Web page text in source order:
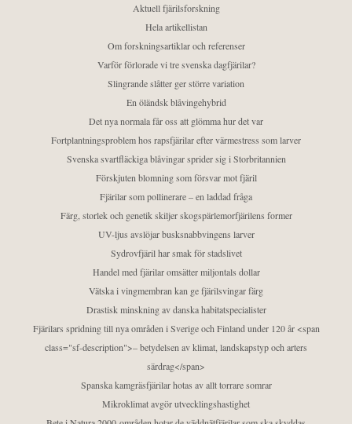
Aktuell fjärilsforskning
Hela artikellistan
Om forskningsartiklar och referenser
Varför förlorade vi tre svenska dagfjärilar?
Slingrande slåtter ger större variation
En öländsk blåvingehybrid
Det nya normala får oss att glömma hur det var
Fortplantningsproblem hos rapsfjärilar efter värmestress som larver
Svenska svartfläckiga blåvingar sprider sig i Storbritannien
Förskjuten blomning som försvar mot fjäril
Fjärilar som pollinerare – en laddad fråga
Färg, storlek och genetik skiljer skogspärlemorfjärilens former
UV-ljus avslöjar busksnabbvingens larver
Sydrovfjäril har smak för stadslivet
Handel med fjärilar omsätter miljontals dollar
Vätska i vingmembran kan ge fjärilsvingar färg
Drastisk minskning av danska habitatspecialister
Fjärilars spridning till nya områden i Sverige och Finland under 120 år <span
class="sf-description">– betydelsen av klimat, landskapstyp och arters
särdrag</span>
Spanska kamgräsfjärilar hotas av allt torrare somrar
Mikroklimat avgör utvecklingshastighet